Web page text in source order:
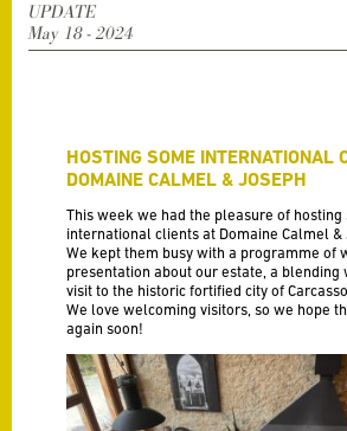
UPDATE
May 18 - 2024
HOSTING SOME INTERNATIONAL
DOMAINE CALMEL & JOSEPH
This week we had the pleasure of hosting
international clients at Domaine Calmel &
We kept them busy with a programme of
presentation about our estate, a blending
visit to the historic fortified city of
We love welcoming visitors, so we hope
again soon!